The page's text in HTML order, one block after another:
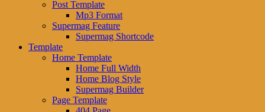
Post Template
Mp3 Format
Supermag Feature
Supermag Shortcode
Template
Home Template
Home Full Width
Home Blog Style
Supermag Builder
Page Template